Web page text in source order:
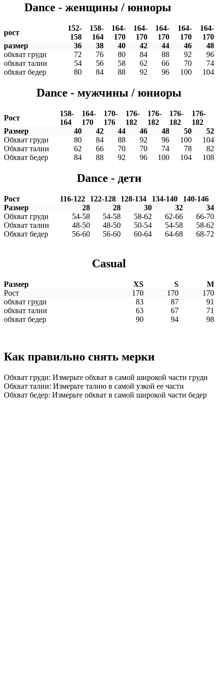
Dance - женщины / юниоры
рост
152-
158
158-
164
164-
170
164-
170
164-
170
164-
170
164-
170
размер
36 38 40 42 44 46
48
обхват груди
72 76 80 84 88 92
96
обхват талии
54 56 58 62 66 70
74
обхват бедер
80 84 88 92 96 100 104
Dance - мужчины / юниоры
Рост
158-
164
164-
170
170-
176
176-
182
176-
182
176-
182
176-
182
Размер
40 42 44 46 48 50
52
Обхват груди
80 84 88 92 96 100
104
Обхват талии
62 66 70 70 74 78
82
Обхват бедер
84 88 92 96 100 104 108
Dance - дети
Рост 116-122 122-128 128-134 134-140
140-146
Размер
28 28 30 32
34
Обхват груди
54-58 54-58 58-62 62-66
66-70
Обхват талии
48-50 48-50 50-54 54-58
58-62
Обхват бедер
56-60 56-60 60-64 64-68 68-72
Casual
Размер XS S
M
Рост
170 170
170
обхват груди
83 87
91
обхват талии
63 67
71
обхват бедер
90 94 98
Как правильно снять мерки
Обхват груди: Измерьте обхват в самой широкой части груди
Обхват талии: Измерьте талию в самой узкой ее части
Обхват бедер: Измерьте обхват в самой широкой части бедер